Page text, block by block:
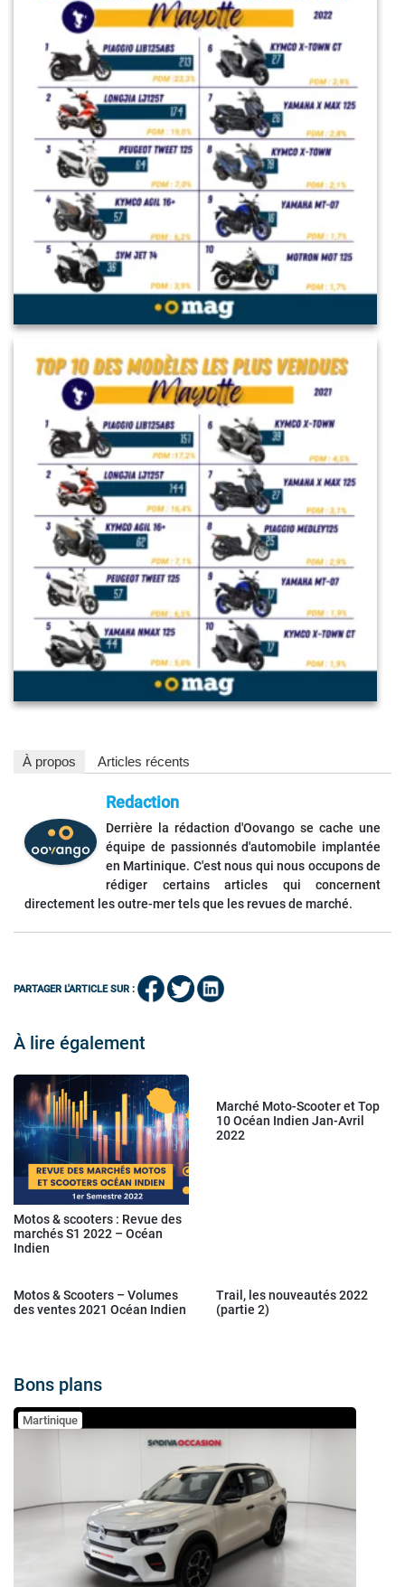
À propos Articles récents
Redaction
Derrière la rédaction d'Oovango se cache une
équipe de passionnés d'automobile implantée
en Martinique. C'est nous qui nous occupons de
rédiger certains articles qui concernent
directement les outre-mer tels que les revues de marché.
PARTAGER L'ARTICLE SUR :
À lire également
Motos & scooters : Revue des
marchés S1 2022 – Océan
Indien
Marché Moto-Scooter et Top
10 Océan Indien Jan-Avril
2022
Motos & Scooters – Volumes
des ventes 2021 Océan Indien
Trail, les nouveautés 2022
(partie 2)
Bons plans
Martinique